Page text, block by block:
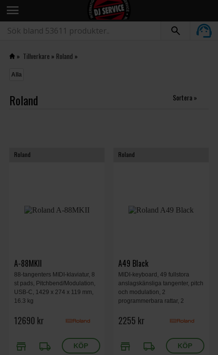
menu
» Tillverkare» Roland »
Alla
Roland Sortera »
Roland
A-88MKII
88-tangenters MIDI-klaviatur, 8
st pads, Pitchbend/Modulation,
USB-C, 1429 x 274 x 119 mm,
16.3 kg
12690 kr
store local_shipping
Roland
A49 Black
MIDI-keyboard, 49 fullstora
anslagskänsliga tangenter, pitch
och modulation, 2
programmerbara rattar, 2
BEAM samt knappar för
2255 kr
store local_shipping